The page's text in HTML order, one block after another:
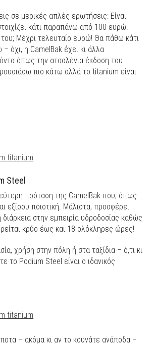
σε μερικές απλές ερωτήσεις: Είναι
κάτι παραπάνω από 100 ευρώ.
του; Μέχρι τελευταίο ευρώ! Θα πάθω κάτι
όχι, η CamelBak έχει κι άλλα
όπως την ατσαλένια έκδοση του
πιο κάτω αλλά το titanium είναι
Steel
πρόταση της CamelBak που, όπως
εξίσου ποιοτική. Μάλιστα, προσφέρει
στην εμπειρία υδροδοσίας καθώς
κρύο έως και 18 ολόκληρες ώρες!
χρήση στην πόλη ή στα ταξίδια – ό,τι κι
το Podium Steel είναι ο ιδανικός
– ακόμα κι αν το κουνάτε ανάποδα –